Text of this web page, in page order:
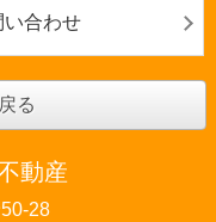
い合わせ
る
動産
28